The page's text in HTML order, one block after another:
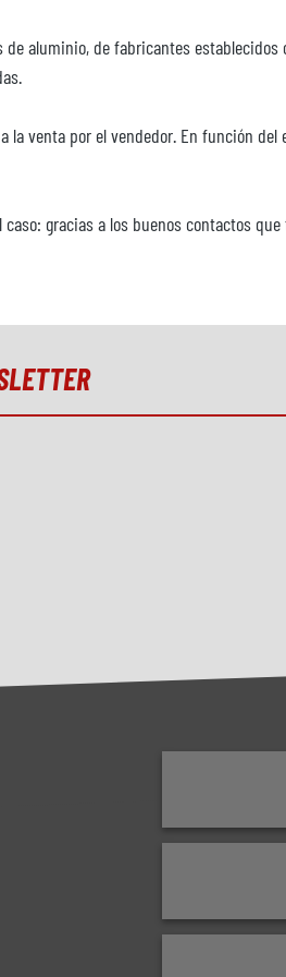
aluminio, de fabricantes establecidos
venta por el vendedor. En función
gracias a los buenos contactos